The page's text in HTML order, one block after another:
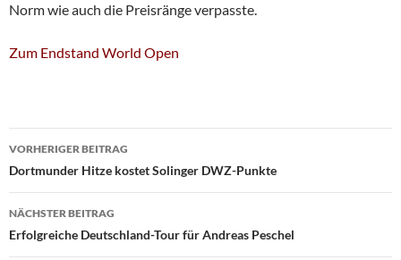
Norm wie auch die Preisränge verpasste.
Zum Endstand World Open
Beitragsnavigation
VORHERIGER BEITRAG
Dortmunder Hitze kostet Solinger DWZ-Punkte
NÄCHSTER BEITRAG
Erfolgreiche Deutschland-Tour für Andreas Peschel